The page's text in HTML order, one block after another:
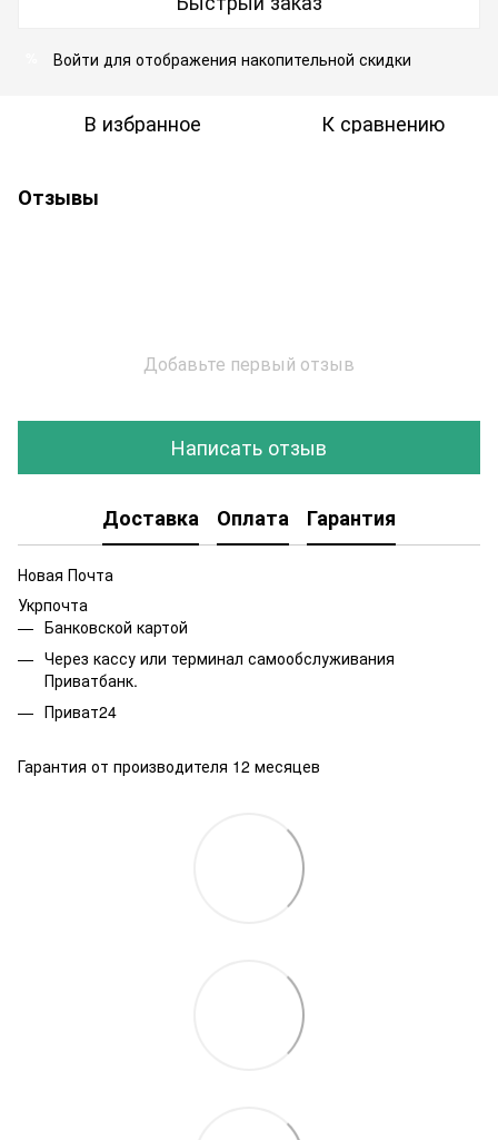
Войти для отображения накопительной скидки
В избранное К сравнению
Отзывы
Добавьте первый отзыв
Написать отзыв
Доставка Оплата Гарантия
Новая Почта
Укрпочта
Банковской картой
Через кассу или терминал самообслуживания
Приватбанк.
Приват24
Гарантия от производителя 12 месяцев